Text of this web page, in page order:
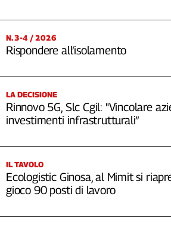
N. 3-4 / 2026
Rispondere all’isolamento
LA DECISIONE
Rinnovo 5G, Slc Cgil: "Vincolare
investimenti infrastrutturali”
IL TAVOLO
Ecologistic Ginosa, al Mimit si
gioco 90 posti di lavoro